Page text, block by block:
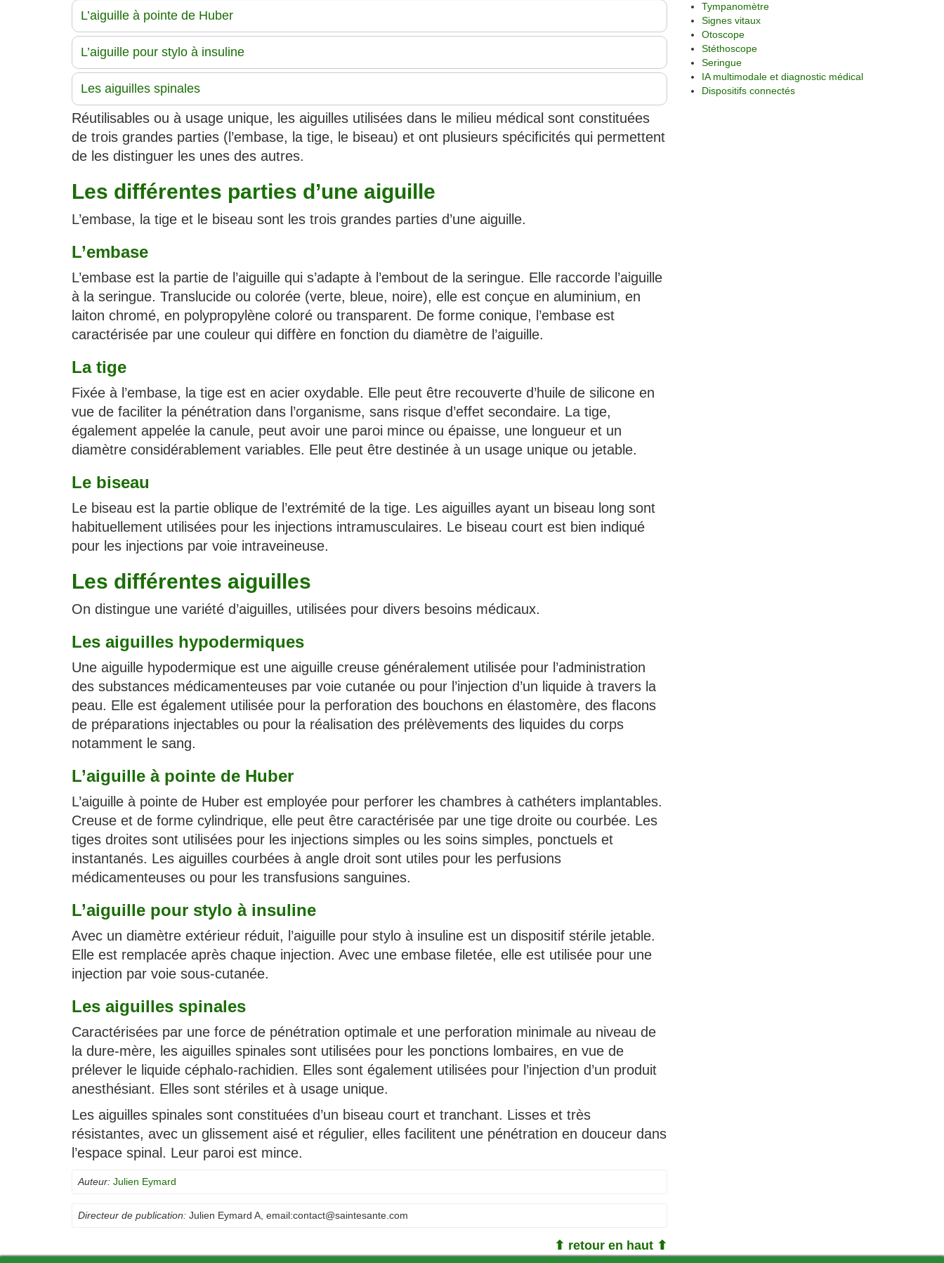
L’aiguille à pointe de Huber
L’aiguille pour stylo à insuline
Les aiguilles spinales
Réutilisables ou à usage unique, les aiguilles utilisées dans le milieu médical sont constituées
de trois grandes parties (l’embase, la tige, le biseau) et ont plusieurs spécificités qui permettent
de les distinguer les unes des autres.
Les différentes parties d’une aiguille
L’embase, la tige et le biseau sont les trois grandes parties d’une aiguille.
L’embase
L’embase est la partie de l’aiguille qui s’adapte à l’embout de la seringue. Elle raccorde l’aiguille
à la seringue. Translucide ou colorée (verte, bleue, noire), elle est conçue en aluminium, en
laiton chromé, en polypropylène coloré ou transparent. De forme conique, l’embase est
caractérisée par une couleur qui diffère en fonction du diamètre de l’aiguille.
La tige
Fixée à l’embase, la tige est en acier oxydable. Elle peut être recouverte d’huile de silicone en
vue de faciliter la pénétration dans l’organisme, sans risque d’effet secondaire. La tige,
également appelée la canule, peut avoir une paroi mince ou épaisse, une longueur et un
diamètre considérablement variables. Elle peut être destinée à un usage unique ou jetable.
Le biseau
Le biseau est la partie oblique de l’extrémité de la tige. Les aiguilles ayant un biseau long sont
habituellement utilisées pour les injections intramusculaires. Le biseau court est bien indiqué
pour les injections par voie intraveineuse.
Les différentes aiguilles
On distingue une variété d’aiguilles, utilisées pour divers besoins médicaux.
Les aiguilles hypodermiques
Une aiguille hypodermique est une aiguille creuse généralement utilisée pour l’administration
des substances médicamenteuses par voie cutanée ou pour l’injection d’un liquide à travers la
peau. Elle est également utilisée pour la perforation des bouchons en élastomère, des flacons
de préparations injectables ou pour la réalisation des prélèvements des liquides du corps
notamment le sang.
L’aiguille à pointe de Huber
L’aiguille à pointe de Huber est employée pour perforer les chambres à cathéters implantables.
Creuse et de forme cylindrique, elle peut être caractérisée par une tige droite ou courbée. Les
tiges droites sont utilisées pour les injections simples ou les soins simples, ponctuels et
instantanés. Les aiguilles courbées à angle droit sont utiles pour les perfusions
médicamenteuses ou pour les transfusions sanguines.
L’aiguille pour stylo à insuline
Avec un diamètre extérieur réduit, l’aiguille pour stylo à insuline est un dispositif stérile jetable.
Elle est remplacée après chaque injection. Avec une embase filetée, elle est utilisée pour une
injection par voie sous-cutanée.
Les aiguilles spinales
Caractérisées par une force de pénétration optimale et une perforation minimale au niveau de
la dure-mère, les aiguilles spinales sont utilisées pour les ponctions lombaires, en vue de
prélever le liquide céphalo-rachidien. Elles sont également utilisées pour l’injection d’un produit
anesthésiant. Elles sont stériles et à usage unique.
Les aiguilles spinales sont constituées d’un biseau court et tranchant. Lisses et très
résistantes, avec un glissement aisé et régulier, elles facilitent une pénétration en douceur dans
l’espace spinal. Leur paroi est mince.
Auteur: Julien Eymard
Directeur de publication: Julien Eymard A , email:contact@saintesante.com
⬆ retour en haut ⬆
Tympanomètre
Signes vitaux
Otoscope
Stéthoscope
Seringue
IA multimodale et diagnostic médical
Dispositifs connectés